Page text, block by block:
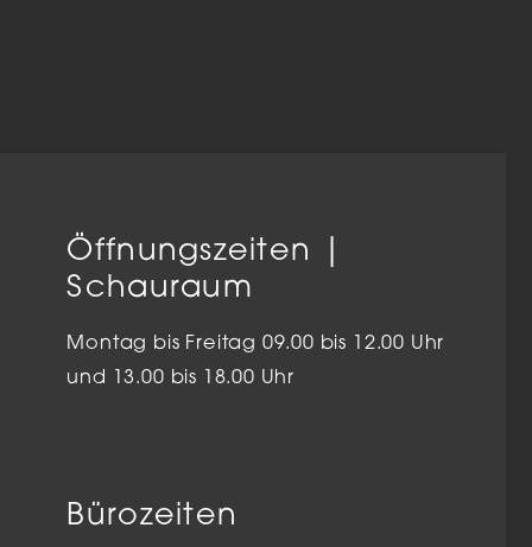
Öffnungszeiten |
Schauraum
Montag bis Freitag 09.00 bis 12.00 Uhr
und 13.00 bis 18.00 Uhr
Bürozeiten